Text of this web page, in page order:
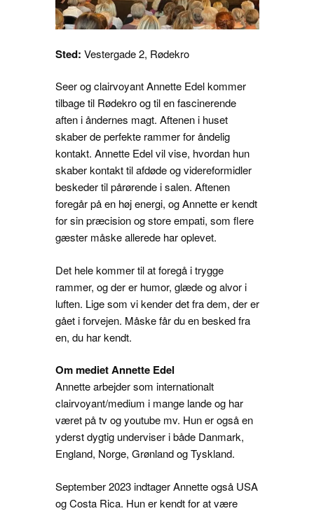
Sted: Vestergade 2, Rødekro
Seer og clairvoyant Annette Edel kommer
tilbage til Rødekro og til en fascinerende
aften i åndernes magt. Aftenen i huset
skaber de perfekte rammer for åndelig
kontakt. Annette Edel vil vise, hvordan hun
skaber kontakt til afdøde og videreformidler
beskeder til pårørende i salen. Aftenen
foregår på en høj energi, og Annette er kendt
for sin præcision og store empati, som flere
gæster måske allerede har oplevet.
Det hele kommer til at foregå i trygge
rammer, og der er humor, glæde og alvor i
luften. Lige som vi kender det fra dem, der er
gået i forvejen. Måske får du en besked fra
en, du har kendt.
Om mediet Annette Edel
Annette arbejder som internationalt
clairvoyant/medium i mange lande og har
været på tv og youtube mv. Hun er også en
yderst dygtig underviser i både Danmark,
England, Norge, Grønland og Tyskland.
September 2023 indtager Annette også USA
og Costa Rica. Hun er kendt for at være